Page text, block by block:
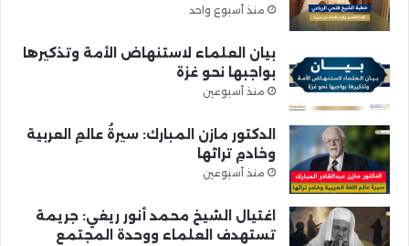
منذ أسبوع واحد
بيان العلماء لاستنهاض الأمة وتذكيرها
بواجبها نحو غزة
منذ أسبوعين
الدكتور مازن المبارك: سيرةُ عالمِ العربية
وخادمِ تراثها
منذ أسبوعين
اغتيال الشيخ محمد أنور ريغي: جريمة
تستهدف العلماء ووحدة المجتمع